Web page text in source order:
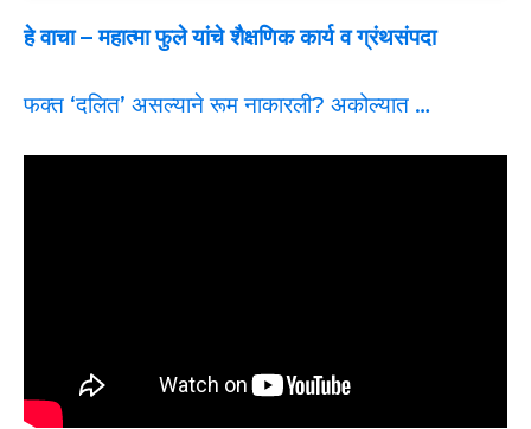
हे वाचा – महात्मा फुले यांचे शैक्षणिक कार्य व ग्रंथसंपदा
फक्त ‘दलित’ असल्याने रूम नाकारली? अकोल्यात …